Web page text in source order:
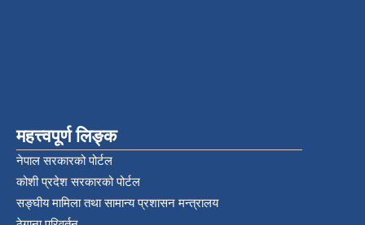
महत्त्वपूर्ण लिङ्क
नेपाल सरकारको पोर्टल
कोशी प्रदेश सरकारको पोर्टल
सङ्‍घीय मामिला तथा सामान्य प्रशासन मन्त्रालय